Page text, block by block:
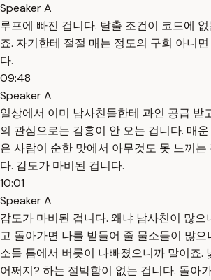
Speaker A
루프에 빠진 겁니다. 탈출 조건이 코드에
죠. 자기한테 절절 매는 정도의 구회 아니
다.
09:48
Speaker A
일상에서 이미 남사친들한테 과인 공급 받
의 관심으로는 감흥이 안 오는 겁니다. 매
은 사람이 순한 맛에서 아무것도 못 느끼는
다. 감도가 마비된 겁니다.
10:01
Speaker A
감도가 마비된 겁니다. 왜냐 남사친이 많으
고 돌아가면 나를 받들어 줄 물소들이 많
소들 틈에서 버릇이 나빠졌으니까 말이죠.
어쩌지? 하는 절박함이 없는 겁니다. 돌아